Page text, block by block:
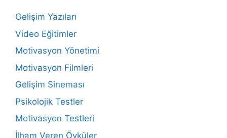
Gelişim Yazıları
Video Eğitimler
Motivasyon Yönetimi
Motivasyon Filmleri
Gelişim Sineması
Psikolojik Testler
Motivasyon Testleri
İlham Veren Öyküler